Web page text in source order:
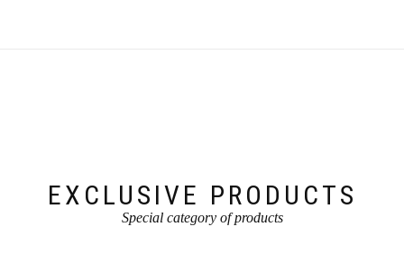
EXCLUSIVE PRODUCTS
Special category of products